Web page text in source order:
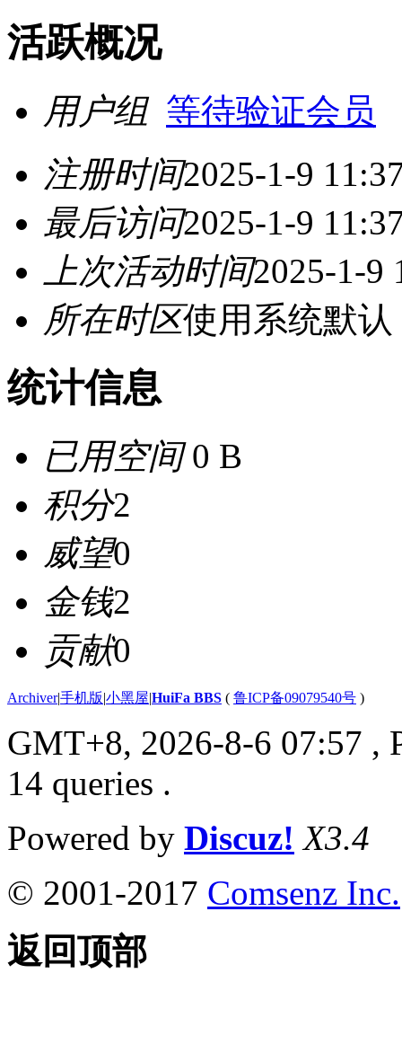
活跃概况
用户组 等待验证会员
注册时间2025-1-9
最后访问2025-1-9
上次活动时间2025-1-9
所在时区使用系统默认
统计信息
已用空间0 B
积分2
威望0
金钱2
贡献0
Archiver|手机版|小黑屋|HuiFa BBS ( 鲁ICP备09079540号 )
GMT+8, 2026-8-6 07:57 ,
14 queries .
Powered by Discuz! X3.4
© 2001-2017 Comsenz Inc.
返回顶部